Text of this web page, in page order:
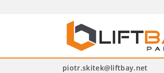
piotr.skitek@liftbay.net